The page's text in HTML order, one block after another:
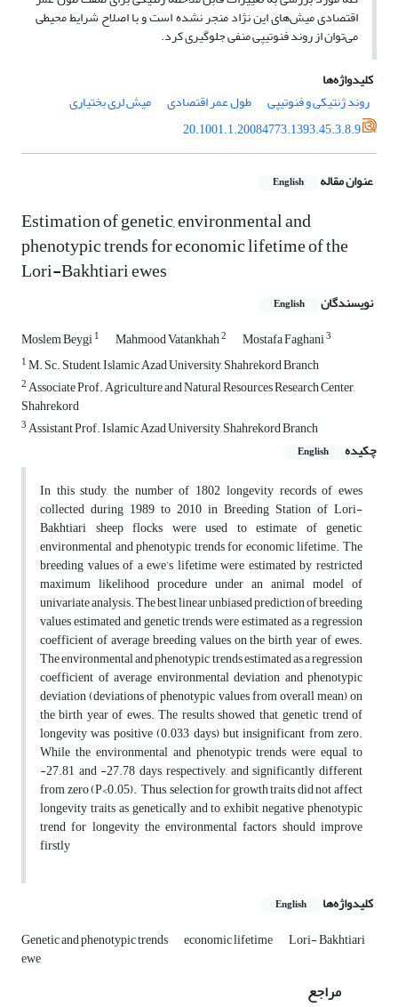
اقتصادی میش‌های این نژاد منجر نشده است و با اصلاح شرایط محیطی
می‌توان از روند فنوتیپی منفی جلوگیری کرد.
کلیدواژه‌ها
روند ژنتیکی و فنوتیپی
طول عمر اقتصادی
میش لری بختیاری
20.1001.1.20084773.1393.45.3.8.9
عنوان مقاله English
Estimation of genetic, environmental and
phenotypic trends for economic lifetime of the
Lori-Bakhtiari ewes
نویسندگان English
Moslem Beygi1 Mahmood Vatankhah2 Mostafa Faghani3
1M. Sc. Student, Islamic Azad University, Shahrekord Branch
2Associate Prof. Agriculture and Natural Resources Research Center,
Shahrekord
3Assistant Prof. Islamic Azad University, Shahrekord Branch
چکیده
English
In this study, the number of 1802 longevity records of ewes
collected during 1989 to 2010 in Breeding Station of Lori-
Bakhtiari sheep flocks were used to estimate of genetic,
environmental and phenotypic trends for economic lifetime. The
breeding values of a ewe’s lifetime were estimated by restricted
maximum likelihood procedure under an animal model of
univariate analysis. The best linear unbiased prediction of breeding
values estimated and genetic trends were estimated as a regression
coefficient of average breeding values on the birth year of ewes.
The environmental and phenotypic trends estimated as a regression
coefficient of average environmental deviation and phenotypic
deviation (deviations of phenotypic values from overall mean) on
the birth year of ewes. The results showed that, genetic trend of
longevity was positive (0.033 days) but insignificant from zero.
While the environmental and phenotypic trends were equal to
-27.81 and -27.78 days, respectively, and significantly different
from zero (P<0.05). Thus, selection for growth traits did not affect
longevity traits as genetically and to exhibit negative phenotypic
trend for longevity the environmental factors should improve
firstly
کلیدواژه‌ها English
Genetic and phenotypic trends economic lifetime Lori- Bakhtiari
ewe
مراجع